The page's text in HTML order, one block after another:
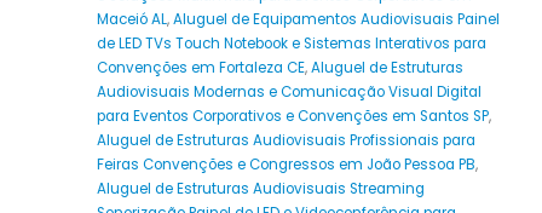
Maceió AL,Aluguel de Equipamentos Audiovisuais Painel
de LED TVs Touch Notebook e Sistemas Interativos para
Convenções em Fortaleza CE,Aluguel de Estruturas
Audiovisuais Modernas e Comunicação Visual Digital
para Eventos Corporativos e Convenções em Santos SP,
Aluguel de Estruturas Audiovisuais Profissionais para
Feiras Convenções e Congressos em João Pessoa PB,
Aluguel de Estruturas Audiovisuais Streaming